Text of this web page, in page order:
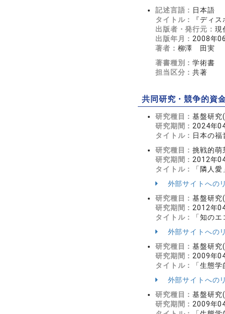
記述言語： 日本語
タイトル：
『ディ
出版者・発行元： 現
出版年月： 2008年
著者： 柳澤 田実
著書種別：学術書
担当区分：共著
共同研究・競争的資
研究種目：基盤研究
研究期間： 2024年
タイトル： 日本の福
研究種目：挑戦的萌
研究期間： 2012年
タイトル：
「隣人
外部サイトへの
研究種目：基盤研究
研究期間： 2012年
タイトル：
「知の
外部サイトへの
研究種目：基盤研究
研究期間： 2009年
タイトル：
「生態
外部サイトへの
研究種目：基盤研究
研究期間： 2009年